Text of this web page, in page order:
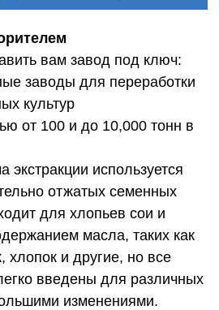
вам завод под ключ:
заводы для переработки
культур
от 100 и до 10,000 тонн в
используется
отжатых семенных
для хлопьев сои и
масла, таких как
хлопок и другие, но все
введены для различных
изменениями.